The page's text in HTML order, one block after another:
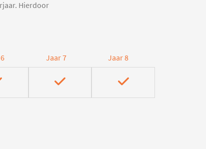
Hierdoor
Jaar 7 Jaar 8